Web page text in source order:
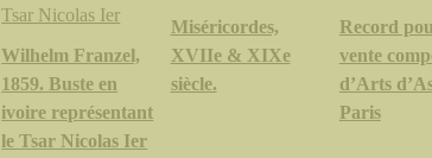
Wilhelm Franzel,
1859. Buste en
ivoire représentant
le Tsar Nicolas Ier
Miséricordes,
XVIIe & XIXe
siècle.
Record
vente
d’Arts
Paris